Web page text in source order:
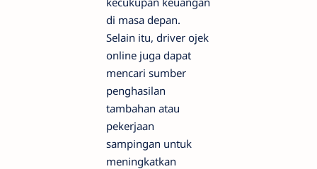
di masa depan.
Selain itu, driver ojek
online juga dapat
mencari sumber
penghasilan
tambahan atau
pekerjaan
sampingan untuk
meningkatkan